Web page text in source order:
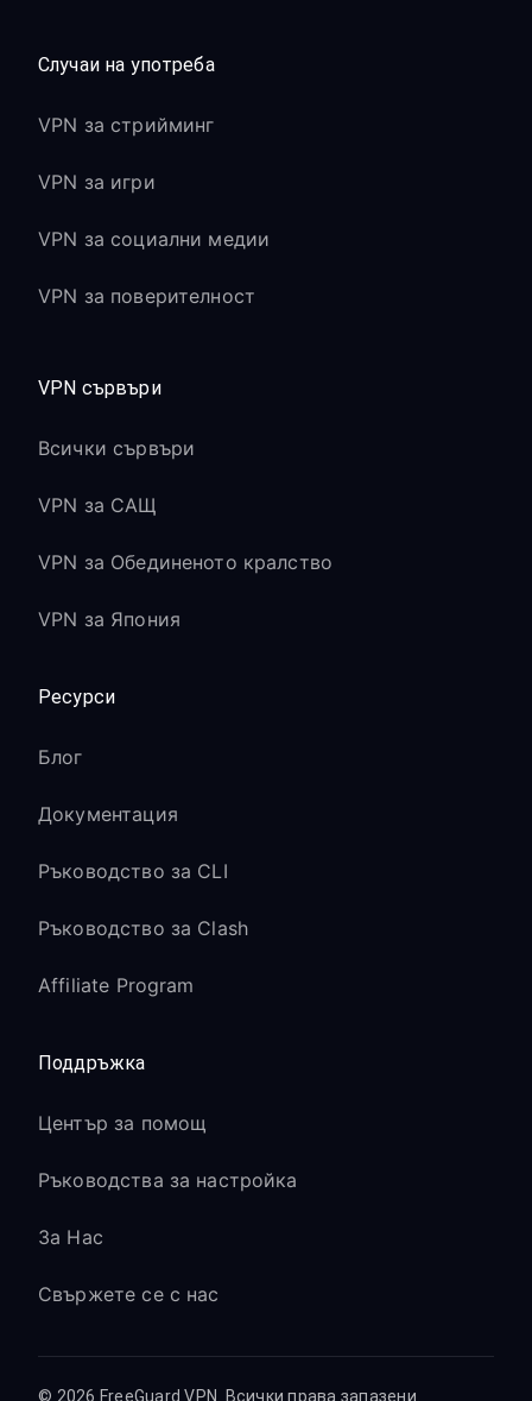
Случаи на употреба
VPN за стрийминг
VPN за игри
VPN за социални медии
VPN за поверителност
VPN сървъри
Всички сървъри
VPN за САЩ
VPN за Обединеното кралство
VPN за Япония
Ресурси
Блог
Документация
Ръководство за CLI
Ръководство за Clash
Affiliate Program
Поддръжка
Център за помощ
Ръководства за настройка
За Нас
Свържете се с нас
© 2026 FreeGuard VPN. Всички права запазени.